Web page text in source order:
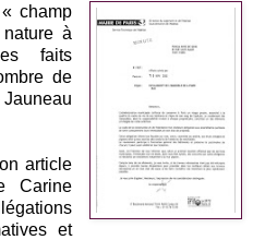
champ
à
faits
de
Jauneau
article
Carine
et